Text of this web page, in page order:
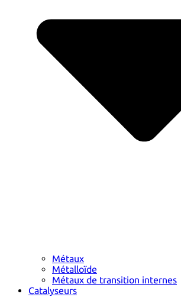
Métaux
Métalloïde
Métaux de transition internes
Catalyseurs